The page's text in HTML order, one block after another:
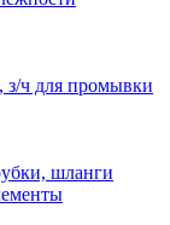
з/ч для промывки
шланги